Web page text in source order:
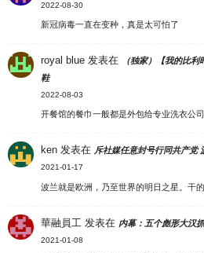
2022-08-30
新冠病毒一直在变种，真是太可怕了
royal blue 发表在
（独家）【我的比
鞋
2022-08-03
开餐馆的餐巾一般都是外包给专业洗衣公
ken 发表在 斥社媒任意封号行同共产党
2021-01-17
波兰就是欧洲，乃至世界的明日之星。干
華融員工 发表在 内幕：五个彪形大汉
2021-01-08